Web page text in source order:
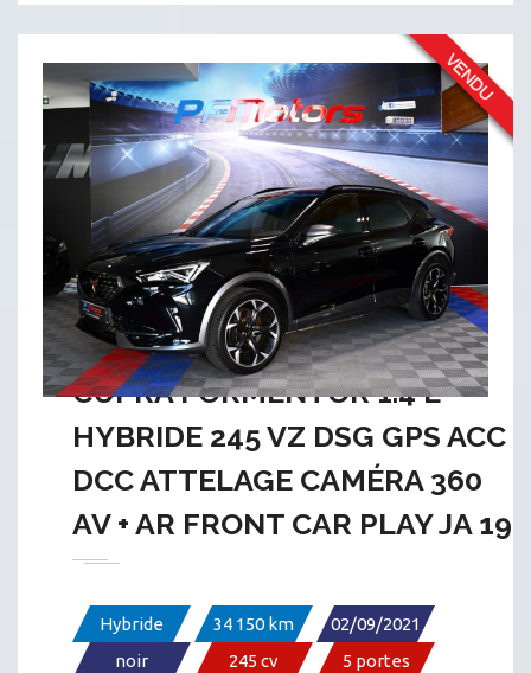
CUPRA FORMENTOR 1.4 E
HYBRIDE 245 VZ DSG GPS ACC
DCC ATTELAGE CAMÉRA 360
AV + AR FRONT CAR PLAY JA 19
Hybride 34 150 km
02/09/2021
noir
245 cv 5 portes